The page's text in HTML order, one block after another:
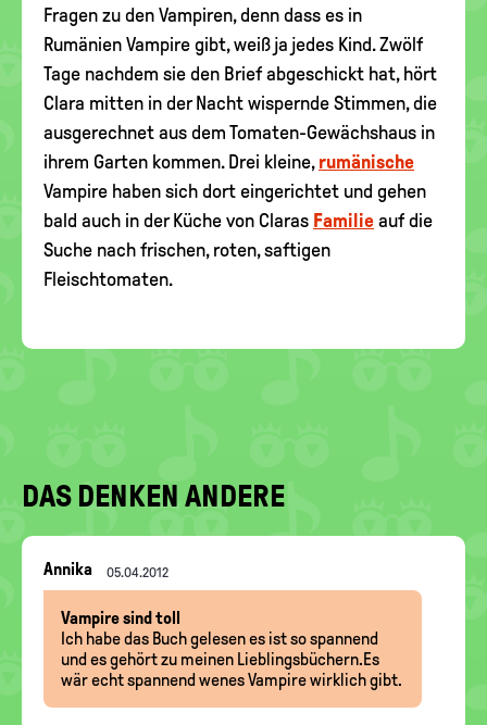
Fragen zu den Vampiren, denn dass es in
Rumänien Vampire gibt, weiß ja jedes Kind. Zwölf
Tage nachdem sie den Brief abgeschickt hat, hört
Clara mitten in der Nacht wispernde Stimmen, die
ausgerechnet aus dem Tomaten-Gewächshaus in
ihrem Garten kommen. Drei kleine, rumänische
Vampire haben sich dort eingerichtet und gehen
bald auch in der Küche von Claras Familie auf die
Suche nach frischen, roten, saftigen
Fleischtomaten.
DAS DENKEN ANDERE
Nachrichten-
Thread
Annika 05.04.2012
Vampire sind toll
Ich habe das Buch gelesen es ist so spannend
und es gehört zu meinen Lieblingsbüchern.Es
wär echt spannend wenes Vampire wirklich gibt.